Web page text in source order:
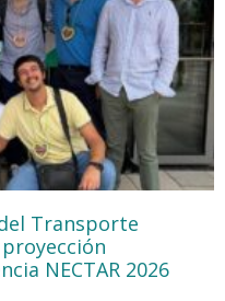
Transporte
NECTAR 2026